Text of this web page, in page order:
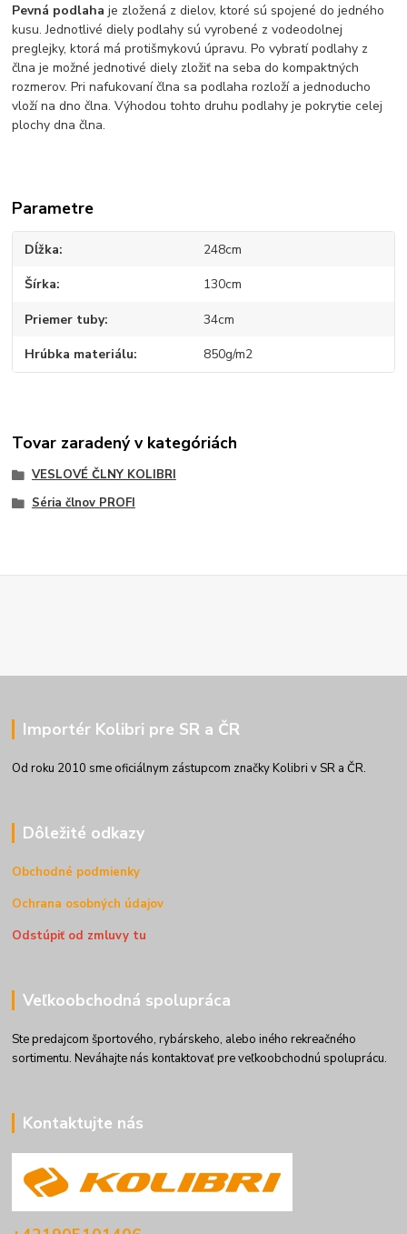
Pevná podlaha je zložená z dielov, ktoré sú spojené do jedného
kusu. Jednotlivé diely podlahy sú vyrobené z vodeodolnej
preglejky, ktorá má protišmykovú úpravu. Po vybratí podlahy z
člna je možné jednotivé diely zložiť na seba do kompaktných
rozmerov. Pri nafukovaní člna sa podlaha rozloží a jednoducho
vloží na dno člna. Výhodou tohto druhu podlahy je pokrytie celej
plochy dna člna.
Parametre
Dĺžka 248cm
Šírka 130cm
Priemer tuby 34cm
Hrúbka materiálu 850g/m2
Tovar zaradený v kategóriách
VESLOVÉ ČLNY KOLIBRI
Séria člnov PROFI
Importér Kolibri pre SR a ČR
Od roku 2010 sme oficiálnym zástupcom značky Kolibri v SR a ČR.
Dôležité odkazy
Obchodné podmienky
Ochrana osobných údajov
Odstúpiť od zmluvy tu
Veľkoobchodná spolupráca
Ste predajcom športového, rybárskeho, alebo iného rekreačného
sortimentu. Neváhajte nás kontaktovať pre veľkoobchodnú spoluprácu.
Kontaktujte nás